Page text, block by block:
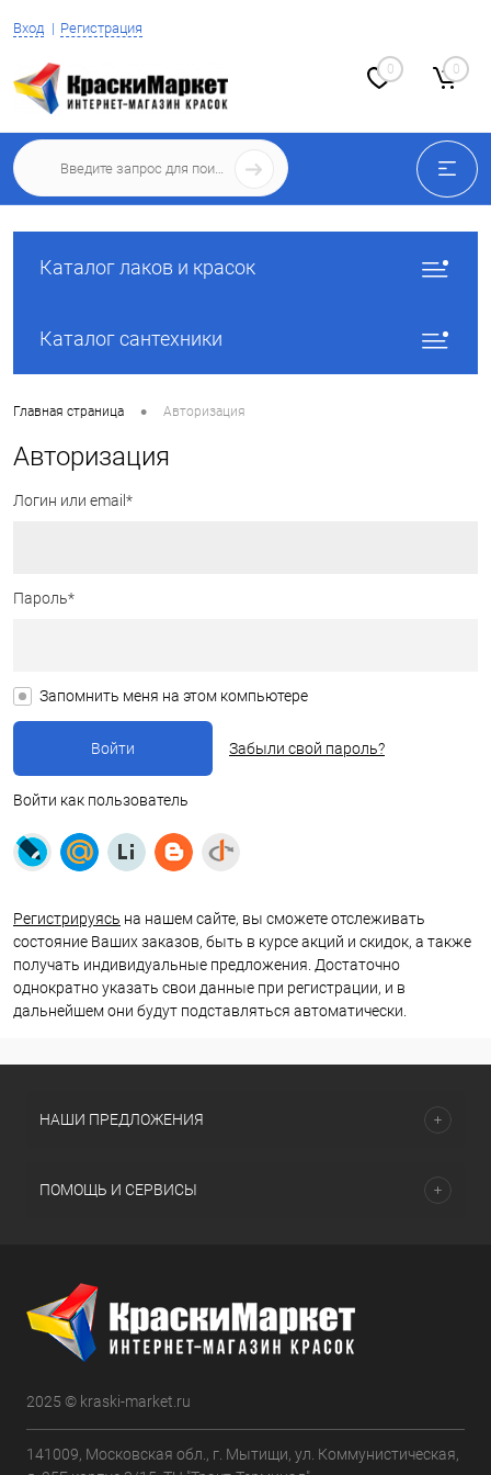
Вход Регистрация
0 0
Каталог лаков и красок
Каталог сантехники
Главная страница • Авторизация
Авторизация
Логин или email*
Пароль*
Запомнить меня на этом компьютере
Забыли свой пароль?
Войти как пользователь
Регистрируясь на нашем сайте, вы сможете отслеживать
состояние Ваших заказов, быть в курсе акций и скидок, а также
получать индивидуальные предложения. Достаточно
однократно указать свои данные при регистрации, и в
дальнейшем они будут подставляться автоматически.
НАШИ ПРЕДЛОЖЕНИЯ
ПОМОЩЬ И СЕРВИСЫ
2025 © kraski-market.ru
141009, Московская обл., г. Мытищи, ул. Коммунистическая,